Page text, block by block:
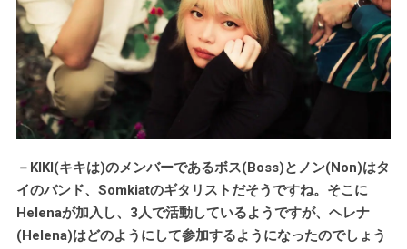
－KIKI(キキは)のメンバーであるボス(Boss)とノン(Non)はタ
イのバンド、Somkiatのギタリストだそうですね。そこに
Helenaが加入し、3人で活動しているようですが、ヘレナ
(Helena)はどのようにして参加するようになったのでしょう